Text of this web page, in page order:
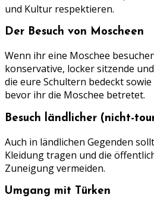
und Kultur respektieren.
Der Besuch von Moscheen
Wenn ihr eine Moschee
konservative, locker sitzende
die eure Schultern bedeckt
bevor ihr die Moschee betretet.
Besuch ländlicher (nicht-
Auch in ländlichen Gegenden
Kleidung tragen und die
Zuneigung vermeiden.
Umgang mit Türken